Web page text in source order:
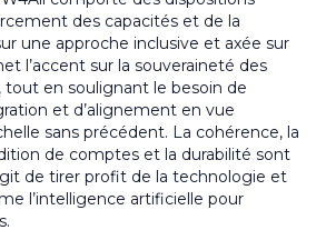
des capacités et de la
une approche inclusive et axée sur
l’accent sur la souveraineté des
tout en soulignant le besoin de
et d’alignement en vue
sans précédent. La cohérence, la
de comptes et la durabilité sont
de tirer profit de la technologie et
l’intelligence artificielle pour